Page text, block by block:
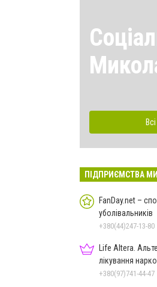
ПІДПРИЄМСТВА
FanDay.net –
уболівальників
+380(44)247-13-80
Life Altera.
лікування
зняття ломки
+380(97)741-44-47